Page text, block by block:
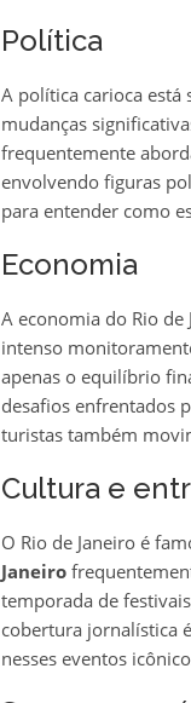
Política
A política carioca está
mudanças
frequentemente
envolvendo figuras
para entender como
Economia
A economia do Rio
intenso
apenas o equilíbrio
desafios enfrentados
turistas também
Cultura e
O Rio de Janeiro é
Janeiro
temporada de
cobertura jornalística
nesses eventos